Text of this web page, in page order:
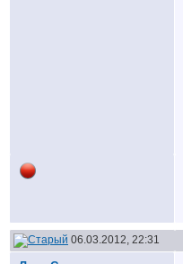
06.03.2012, 22:31